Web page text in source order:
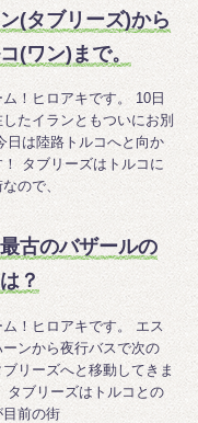
(タブリーズ)から
(ワン)まで。
！ヒロアキです。 10日
したイランともついにお別
日は陸路トルコへと向か
！ タブリーズはトルコに
ので、
古のバザールの
？
ム！ヒロアキです。 エス
ーンから夜行バスで次の
リーズへと移動してきま
タブリーズはトルコとの
目前の街